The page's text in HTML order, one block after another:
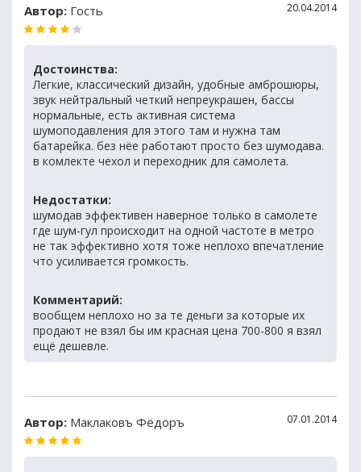
Автор: Гость 20.04.2014
Достоинства:
Легкие, классический дизайн, удобные амброшюры,
звук нейтральный четкий непреукрашен, бассы
нормальные, есть активная система
шумоподавления для этого там и нужна там
батарейка. без нёе работают просто без шумодава.
в комлекте чехол и переходник для самолета.
Недостатки:
шумодав эффективен наверное только в самолете
где шум-гул происходит на одной частоте в метро
не так эффективно хотя тоже неплохо впечатление
что усиливается громкость.
Комментарий:
вообщем неплохо но за те деньги за которые их
продают не взял бы им красная цена 700-800 я взял
ещё дешевле.
Автор: Маклаковъ Фёдоръ 07.01.2014